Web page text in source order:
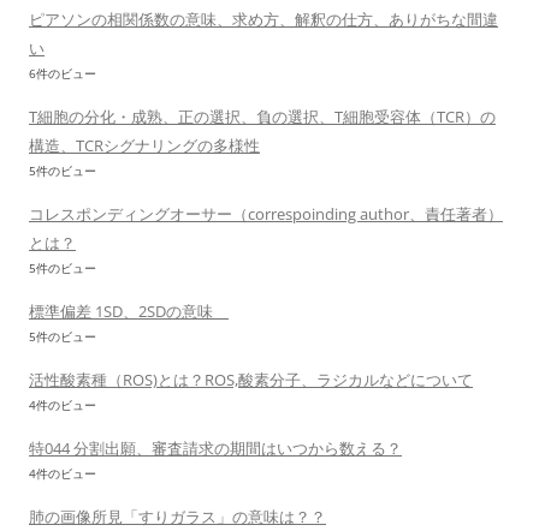
ピアソンの相関係数の意味、求め方、解釈の仕方、ありがちな間違
い
6件のビュー
T細胞の分化・成熟、正の選択、負の選択、T細胞受容体（TCR）の
構造、TCRシグナリングの多様性
5件のビュー
コレスポンディングオーサー（correspoinding author、責任著者）
とは？
5件のビュー
標準偏差 1SD、2SDの意味
5件のビュー
活性酸素種（ROS)とは？ROS,酸素分子、ラジカルなどについて
4件のビュー
特044 分割出願、審査請求の期間はいつから数える？
4件のビュー
肺の画像所見「すりガラス」の意味は？？